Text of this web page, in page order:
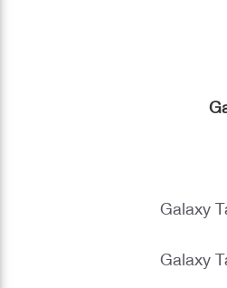
Galaxy
Galaxy